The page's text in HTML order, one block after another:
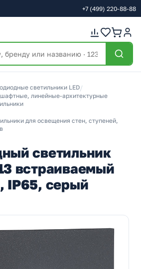
+7 (499) 220-88-88
светильники LED/
линейные-архитектурные
для освещения стен, ступеней,
светильник
встраиваемый
IP65, серый